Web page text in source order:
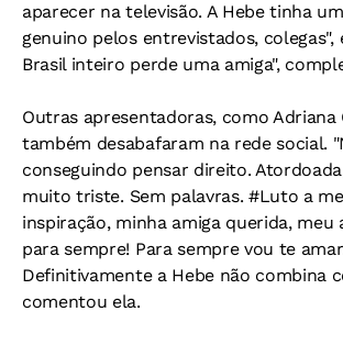
aparecer na televisão. A Hebe tinha
genuino pelos entrevistados, colegas",
Brasil inteiro perde uma amiga",
Outras apresentadoras, como Adriana
também desabafaram na rede social.
conseguindo pensar direito.
muito triste. Sem palavras. #Luto a
inspiração, minha amiga querida, meu
para sempre! Para sempre vou te
Definitivamente a Hebe não combina
comentou ela.